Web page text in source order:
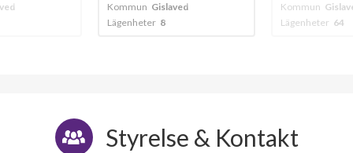
Kommun Gislaved
Lägenheter 64
Kommun
Lägenheter 70
Styrelse & Kontakt